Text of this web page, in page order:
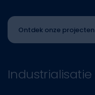
Ontdek onze projecten
Industrialisatie